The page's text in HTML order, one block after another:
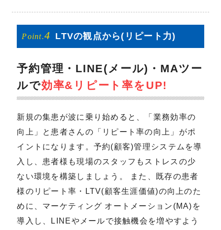
Point.4 LTVの観点から (リピート力)
予約管理・LINE(メール)・MAツー
ルで効率&リピート率をUP!
新規の集患が波に乗り始めると、「業務効率の
向上」と患者さんの「リピート率の向上」がポ
イントになります。予約(顧客)管理システムを導
入し、患者様も現場のスタッフもストレスの少
ない環境を構築しましょう。 また、既存の患者
様のリピート率・LTV(顧客生涯価値)の向上のた
めに、マーケティング オートメーション(MA)を
導入し、LINEやメールで接触機会を増やすよう